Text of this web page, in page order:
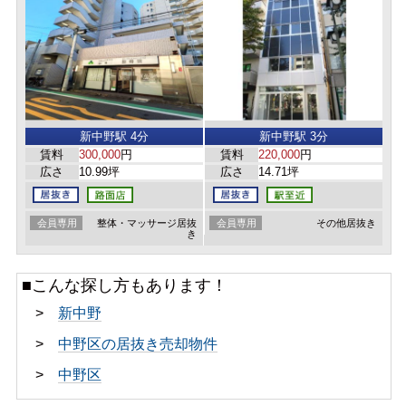
新中野駅 4分
賃料
300,000円
広さ
10.99坪
会員専用
整体・マッサージ居抜
き
新中野駅 3分
賃料
220,000円
広さ
14.71坪
会員専用 その他居抜き
■こんな探し方もあります！
> 新中野
> 中野区の居抜き売却物件
> 中野区